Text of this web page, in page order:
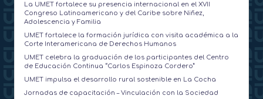
La UMET fortalece su presencia internacional en el XVII
Congreso Latinoamericano y del Caribe sobre Niñez,
Adolescencia y Familia
UMET fortalece la formación jurídica con visita académica a la
Corte Interamericana de Derechos Humanos
UMET celebra la graduación de los participantes del Centro
de Educación Continua “Carlos Espinoza Cordero”
UMET impulsa el desarrollo rural sostenible en La Cocha
Jornadas de capacitación – Vinculación con la Sociedad